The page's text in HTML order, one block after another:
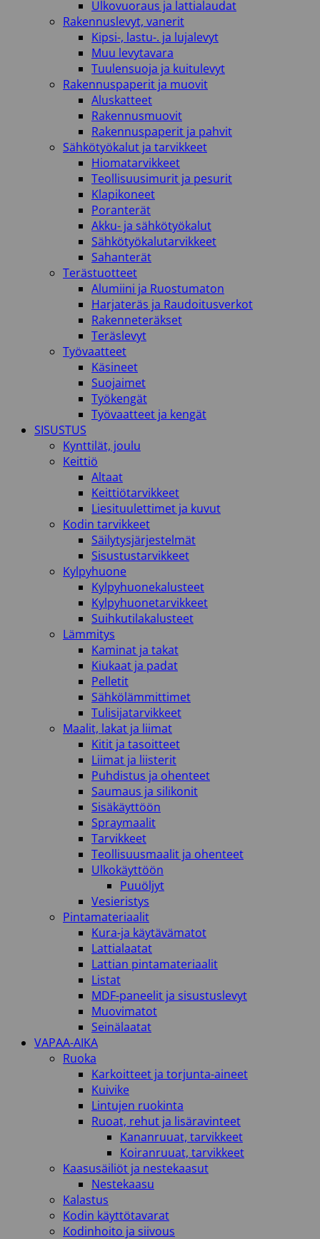
Ulkovuoraus ja lattialaudat
Rakennuslevyt, vanerit
Kipsi-, lastu-. ja lujalevyt
Muu levytavara
Tuulensuoja ja kuitulevyt
Rakennuspaperit ja muovit
Aluskatteet
Rakennusmuovit
Rakennuspaperit ja pahvit
Sähkötyökalut ja tarvikkeet
Hiomatarvikkeet
Teollisuusimurit ja pesurit
Klapikoneet
Poranterät
Akku- ja sähkötyökalut
Sähkötyökalutarvikkeet
Sahanterät
Terästuotteet
Alumiini ja Ruostumaton
Harjateräs ja Raudoitusverkot
Rakenneteräkset
Teräslevyt
Työvaatteet
Käsineet
Suojaimet
Työkengät
Työvaatteet ja kengät
SISUSTUS
Kynttilät, joulu
Keittiö
Altaat
Keittiötarvikkeet
Liesituulettimet ja kuvut
Kodin tarvikkeet
Säilytysjärjestelmät
Sisustustarvikkeet
Kylpyhuone
Kylpyhuonekalusteet
Kylpyhuonetarvikkeet
Suihkutilakalusteet
Lämmitys
Kaminat ja takat
Kiukaat ja padat
Pelletit
Sähkölämmittimet
Tulisijatarvikkeet
Maalit, lakat ja liimat
Kitit ja tasoitteet
Liimat ja liisterit
Puhdistus ja ohenteet
Saumaus ja silikonit
Sisäkäyttöön
Spraymaalit
Tarvikkeet
Teollisuusmaalit ja ohenteet
Ulkokäyttöön
Puuöljyt
Vesieristys
Pintamateriaalit
Kura-ja käytävämatot
Lattialaatat
Lattian pintamateriaalit
Listat
MDF-paneelit ja sisustuslevyt
Muovimatot
Seinälaatat
VAPAA-AIKA
Ruoka
Karkoitteet ja torjunta-aineet
Kuivike
Lintujen ruokinta
Ruoat, rehut ja lisäravinteet
Kananruuat, tarvikkeet
Koiranruuat, tarvikkeet
Kaasusäiliöt ja nestekaasut
Nestekaasu
Kalastus
Kodin käyttötavarat
Kodinhoito ja siivous